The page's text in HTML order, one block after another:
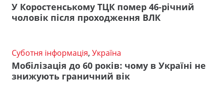
У Коростенському ТЦК помер 46-річний
чоловік після проходження ВЛК
Суботня інформація, Україна
Мобілізація до 60 років: чому в Україні не
знижують граничний вік